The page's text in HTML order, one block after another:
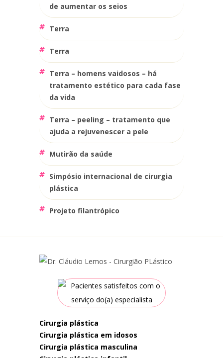
de aumentar os seios
terra
terra
terra – homens vaidosos – há
tratamento estético para cada fase
da vida
terra – peeling – tratamento que
ajuda a rejuvenescer a pele
mutirão da saúde
simpósio internacional de cirurgia
plástica
projeto filantrópico
cirurgia plástica
cirurgia plástica em idosos
cirurgia plástica masculina